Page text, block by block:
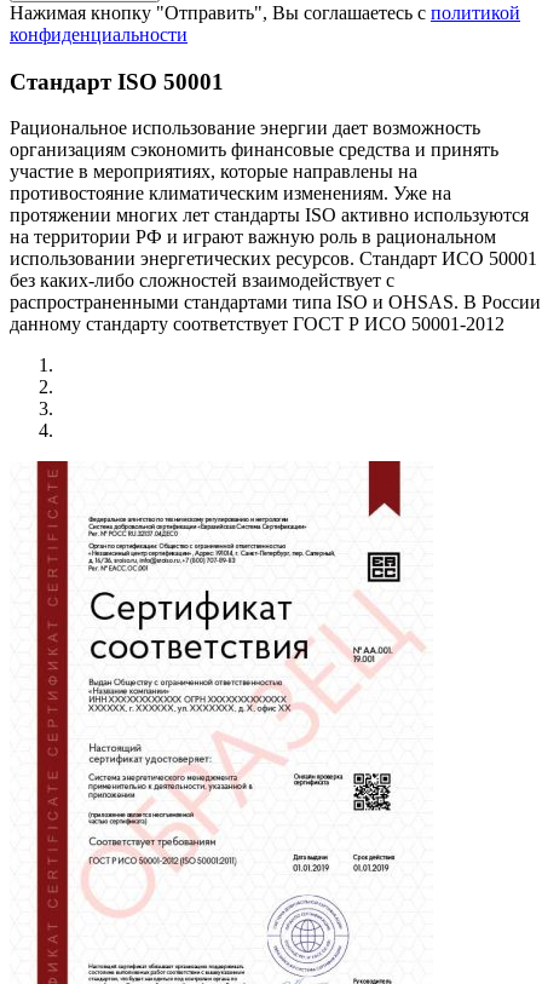
Нажимая кнопку "Отправить", Вы соглашаетесь с политикой
конфиденциальности
Стандарт ISO 50001
Рациональное использование энергии дает возможность
организациям сэкономить финансовые средства и принять
участие в мероприятиях, которые направлены на
противостояние климатическим изменениям. Уже на
протяжении многих лет стандарты ISO активно используются
на территории РФ и играют важную роль в рациональном
использовании энергетических ресурсов. Стандарт ИСО 50001
без каких-либо сложностей взаимодействует с
распространенными стандартами типа ISO и OHSAS. В России
данному стандарту соответствует ГОСТ Р ИСО 50001-2012